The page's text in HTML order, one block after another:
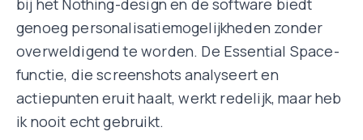
bij het Nothing-design en de software biedt
genoeg personalisatiemogelijkheden zonder
overweldigend te worden. De Essential Space-
functie, die screenshots analyseert en
actiepunten eruit haalt, werkt redelijk, maar heb
ik nooit echt gebruikt.